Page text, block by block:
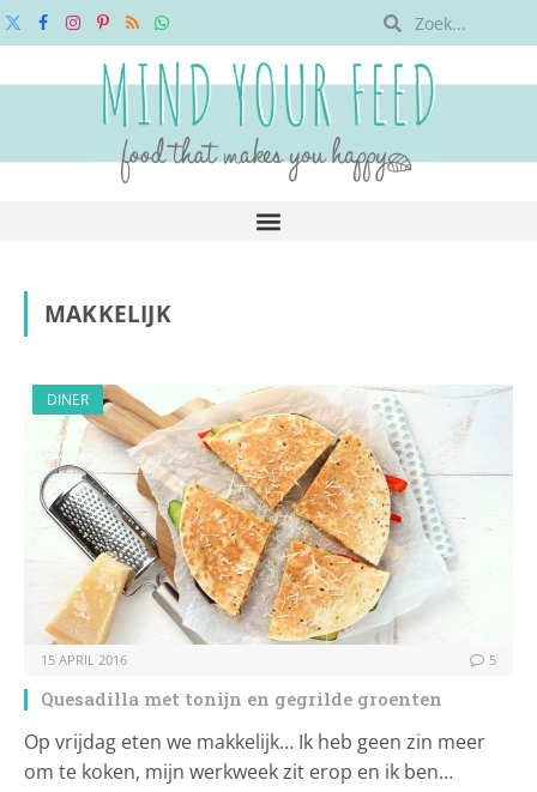
X
FacebookInstagram
Pinterest
RSSWhatsApp
MAKKELIJK
DINER
15 APRIL 2016 5
Quesadilla met tonijn en gegrilde groenten
Op vrijdag eten we makkelijk… Ik heb geen zin meer
om te koken, mijn werkweek zit erop en ik ben…